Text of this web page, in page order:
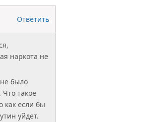
Ответить
наркота не
было
Что такое
как если бы
уйдет.